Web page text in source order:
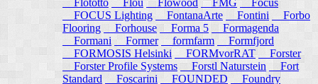
Flototto
Flou Flowood FMG
Focus
FOCUS Lighting
FontanaArte Fontini
Forbo
Flooring
Forhouse Forma 5
Formagenda
Formani
Former formfarm
Formfjord
FORMOSIS Helsinki
FORMvorRAT
Forster
Forster Profile Systems
Forstl Naturstein
Fort
Standard
Foscarini FOUNDED
Foundry